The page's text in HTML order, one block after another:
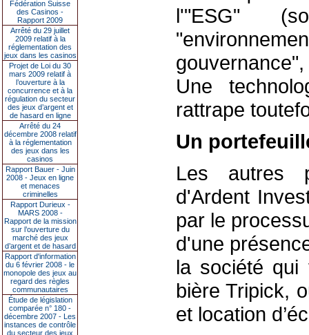
Fédération Suisse
des Casinos -
Rapport 2009
Arrêté du 29 juillet
2009 relatif à la
réglementation des
jeux dans les casinos
Projet de Loi du 30
mars 2009 relatif à
l’ouverture à la
concurrence et à la
régulation du secteur
des jeux d’argent et
de hasard en ligne
Arrêté du 24
décembre 2008 relatif
à la réglementation
des jeux dans les
casinos
Rapport Bauer - Juin
2008 - Jeux en ligne
et menaces
criminelles
Rapport Durieux -
MARS 2008 -
Rapport de la mission
sur l’ouverture du
marché des jeux
d’argent et de hasard
Rapport d'information
du 6 février 2008 - le
monopole des jeux au
regard des règles
communautaires
Étude de législation
comparée n° 180 -
décembre 2007 - Les
instances de contrôle
du secteur des jeux
l'"ESG"
Une
rattrape
Un
Les autres
d'Ardent
par le
d'une
la société qui
bière Tripick,
et location